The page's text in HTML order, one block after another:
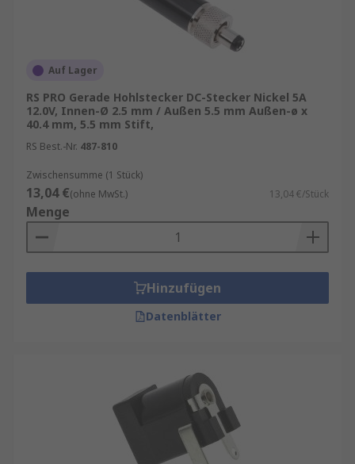
Auf Lager
RS PRO Gerade Hohlstecker DC-Stecker Nickel 5A
12.0V, Innen-Ø 2.5 mm / Außen 5.5 mm Außen-ø x
40.4 mm, 5.5 mm Stift,
RS Best.-Nr. 487-810
Zwischensumme (1 Stück)
13,04 €(ohne MwSt.) 13,04 €/Stück
Menge
Hinzufügen
Datenblätter